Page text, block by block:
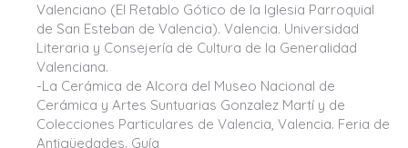
Valenciano (El Retablo Gótico de la Iglesia Parroquial
de San Esteban de Valencia). Valencia. Universidad
Literaria y Consejería de Cultura de la Generalidad
Valenciana.
-La Cerámica de Alcora del Museo Nacional de
Cerámica y Artes Suntuarias Gonzalez Martí y de
Colecciones Particulares de Valencia, Valencia. Feria de
Antigüedades. Guía